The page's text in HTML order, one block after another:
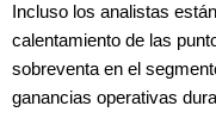
Incluso los analistas
calentamiento de las
sobreventa en el
ganancias operativas